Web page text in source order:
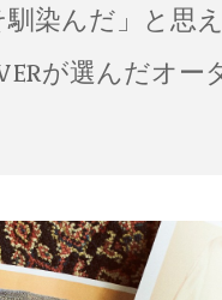
馴染んだ」と思
が選んだオー